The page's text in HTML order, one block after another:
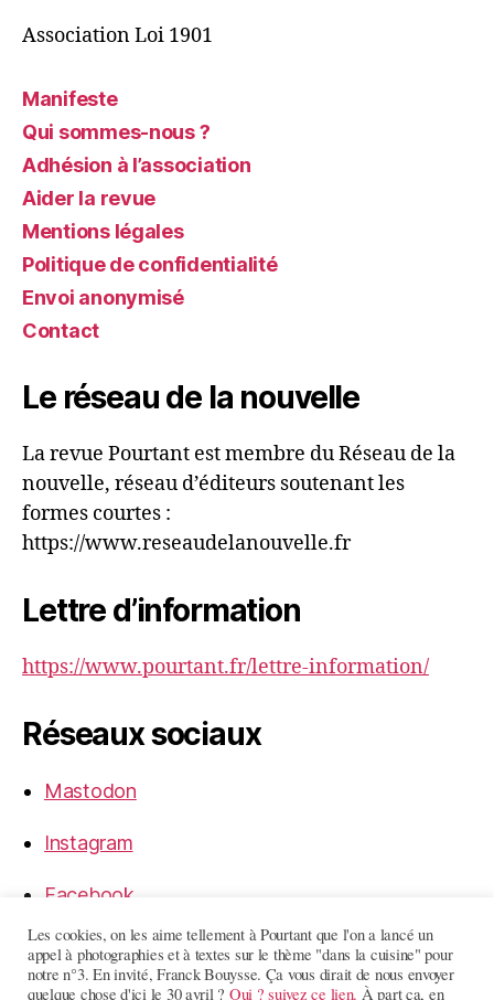
Association Loi 1901
Manifeste
Qui sommes-nous ?
Adhésion à l’association
Aider la revue
Mentions légales
Politique de confidentialité
Envoi anonymisé
Contact
Le réseau de la nouvelle
La revue Pourtant est membre du Réseau de la
nouvelle, réseau d’éditeurs soutenant les
formes courtes :
https://www.reseaudelanouvelle.fr
Lettre d’information
https://www.pourtant.fr/lettre-information/
Réseaux sociaux
Mastodon
Instagram
Facebook
LinkedIn
Les cookies, on les aime tellement à Pourtant que l'on a lancé un
appel à photographies et à textes sur le thème "dans la cuisine" pour
notre n°3. En invité, Franck Bouysse. Ça vous dirait de nous envoyer
quelque chose d'ici le 30 avril ? Oui ? suivez ce lien. À part ça, en